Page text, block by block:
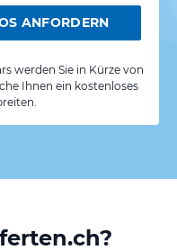
ANFORDERN
werden Sie in Kürze von
Ihnen ein kostenloses